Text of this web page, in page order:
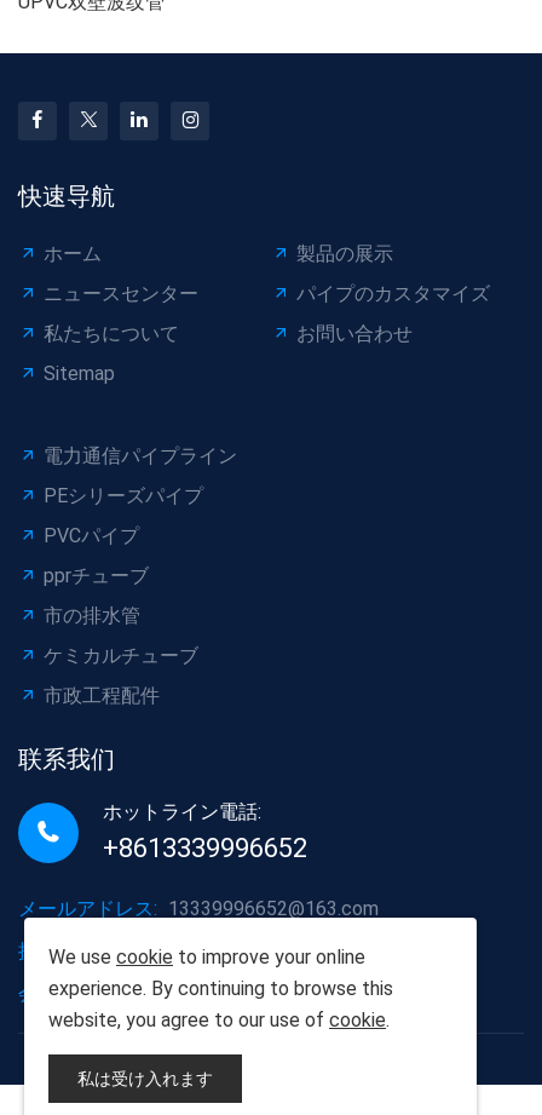
快速导航
ホーム
製品の展示
ニュースセンター
パイプのカスタマイズ
私たちについて
お問い合わせ
Sitemap
電力通信パイプライン
PEシリーズパイプ
PVCパイプ
pprチューブ
市の排水管
ケミカルチューブ
市政工程配件
联系我们
ホットライン電話:
+8613339996652
メールアドレス: 13339996652@163.com
携帯電話番号: +8613339996652
会社の住所: 湖北省武漢市洪山区
Copyright©2012-2025武漢ポプラ建材有限責任会社
We use cookie to improve your online
experience. By continuing to browse this
website, you agree to our use of cookie.
私は受け入れます